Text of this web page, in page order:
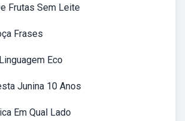
Frutas Sem Leite
Frases
Eco
Junina 10 Anos
Em Qual Lado